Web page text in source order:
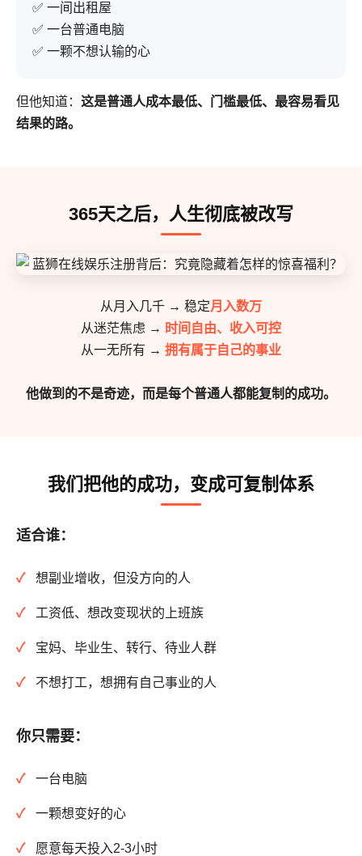
✅ 一间出租屋
✅ 一台普通电脑
✅ 一颗不想认输的心
但他知道： 这是普通人成本最低、门槛最低、最容易看见
结果的路。
365天之后，人生彻底被改写
从月入几千 → 稳定月入数万
从迷茫焦虑 → 时间自由、收入可控
从一无所有 → 拥有属于自己的事业
他做到的不是奇迹，而是每个普通人都能复制的成功。
我们把他的成功，变成可复制体系
适合谁：
想副业增收，但没方向的人
工资低、想改变现状的上班族
宝妈、毕业生、转行、待业人群
不想打工，想拥有自己事业的人
你只需要：
一台电脑
一颗想变好的心
愿意每天投入2-3小时